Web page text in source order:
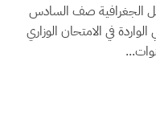
الجغرافية صف السادس
الواردة في الامتحان الوزاري